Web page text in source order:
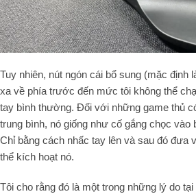
Tuy nhiên, nút ngón cái bổ sung (mặc định
xa về phía trước đến mức tôi không thể
tay bình thường. Đối với những game thủ
trung bình, nó giống như cố gắng chọc vào
Chỉ bằng cách nhấc tay lên và sau đó đưa
thể kích hoạt nó.
Tôi cho rằng đó là một trong những lý do